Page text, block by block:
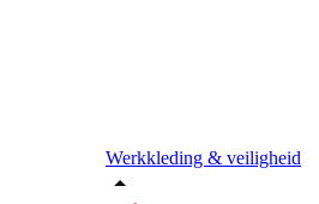
Werkkleding & veiligheid